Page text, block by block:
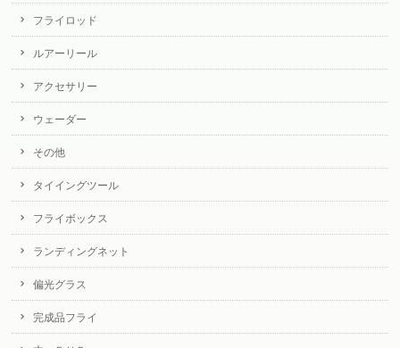
フライロッド
ルアーリール
アクセサリー
ウェーダー
その他
タイイングツール
フライボックス
ランディングネット
偏光グラス
完成品フライ